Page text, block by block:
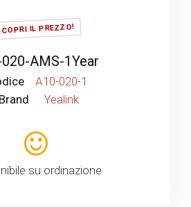
IL PREZZO!
AMS-1Year
A10-020-1
Brand
Yealink
su ordinazione